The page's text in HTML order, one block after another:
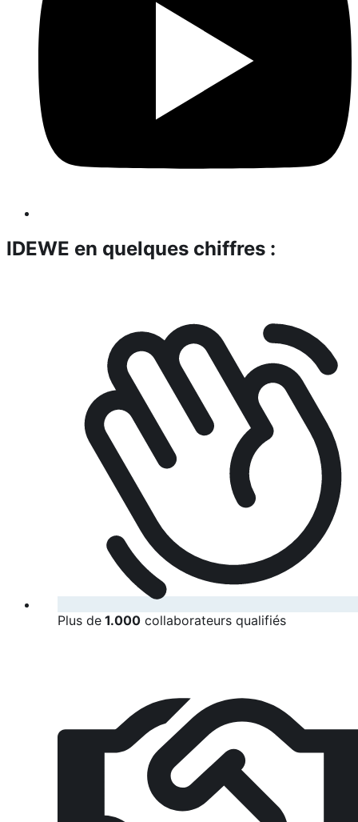
IDEWE en quelques chiffres :
Plus de 1.000 collaborateurs qualifiés